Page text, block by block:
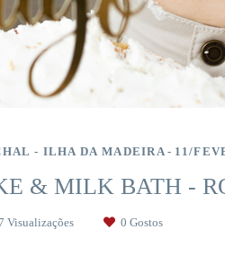
- ILHA DA MADEIRA 11/
& MILK BATH -
Visualizações 0 Gostos